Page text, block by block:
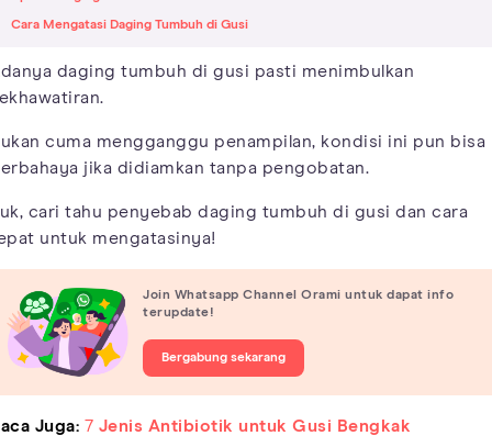
Cara Mengatasi Daging Tumbuh di Gusi
daging tumbuh di gusi pasti menimbulkan
cuma mengganggu penampilan, kondisi ini pun bisa
jika didiamkan tanpa pengobatan.
cari tahu penyebab daging tumbuh di gusi dan cara
untuk mengatasinya!
Join Whatsapp Channel Orami untuk dapat info
terupdate!
Bergabung sekarang
Juga: 7 Jenis Antibiotik untuk Gusi Bengkak